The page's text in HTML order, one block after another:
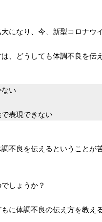
になり、今、新型コロナウ
、どうしても体調不良を伝
い
表現できない
不良を伝えるということが
しょうか？
に体調不良の伝え方を教え